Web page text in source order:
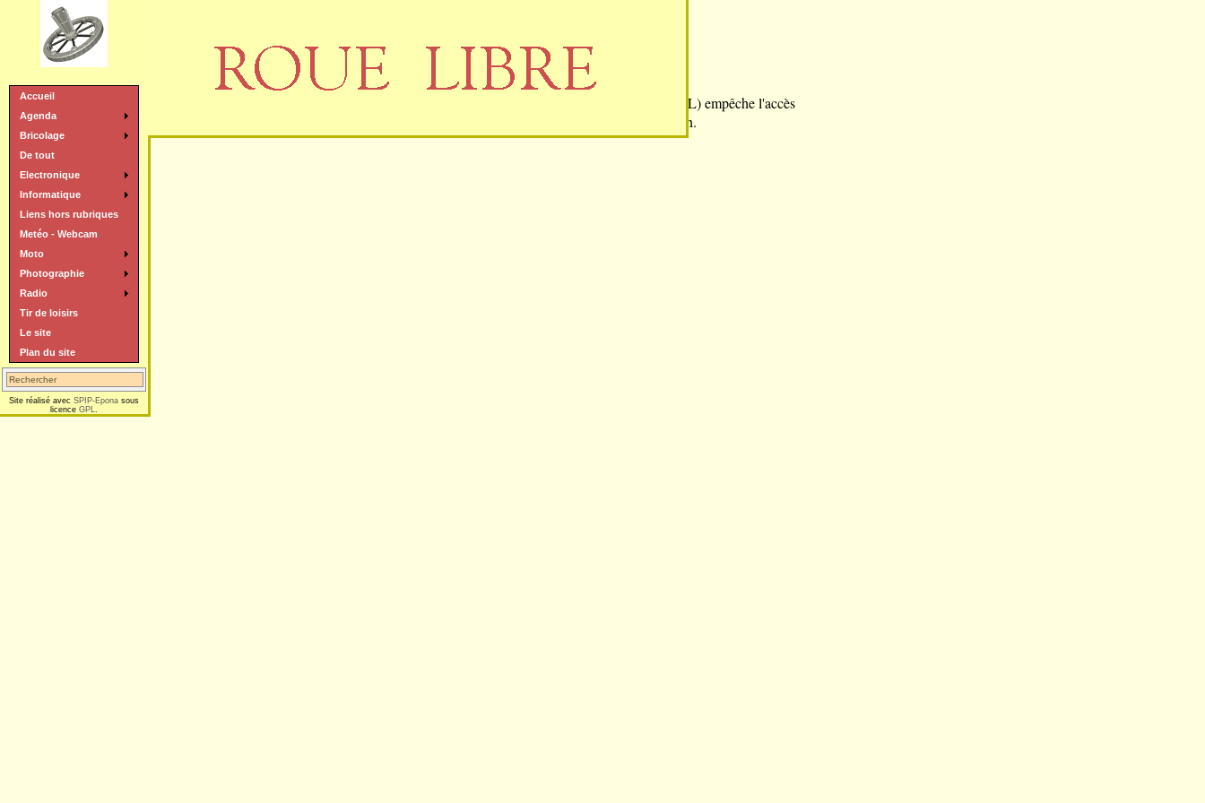
Site en travaux
Attention : un problème technique (serveur MySQL) empêche l'accès
à cette partie du site. Merci de votre compréhension.
Accueil
Agenda
Bricolage
De tout
Electronique
Informatique
Liens hors rubriques
Metéo - Webcam
Moto
Photographie
Radio
Tir de loisirs
Le site
Plan du site
Site réalisé avec SPIP-Epona sous
licence GPL.